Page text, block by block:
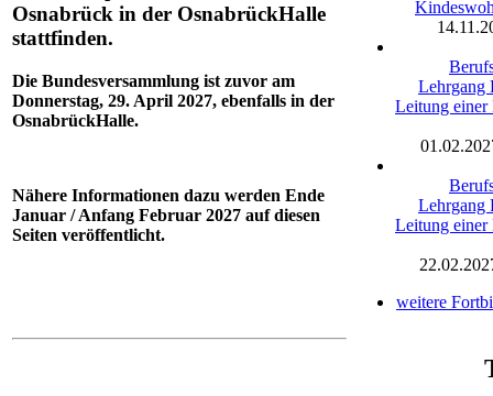
Osnabrück in der OsnabrückHalle
stattfinden.
Die Bundesversammlung ist zuvor am
Donnerstag, 29. April 2027, ebenfalls in der
OsnabrückHalle.
Nähere Informationen dazu werden Ende
Januar / Anfang Februar 2027 auf diesen
Seiten veröffentlicht.
Lehrgang
Leitung einer
Lehrgang
Leitung einer
weitere